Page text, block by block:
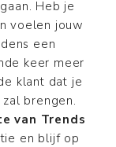
Heb je
voelen jouw
een
keer meer
klant dat je
brengen.
van Trends
en blijf op